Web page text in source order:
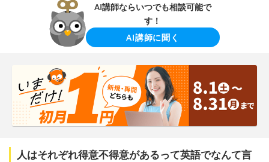
AI講師ならいつでも相談可能で
す！
AI講師に聞く
人はそれぞれ得意不得意があるって英語でなんて言